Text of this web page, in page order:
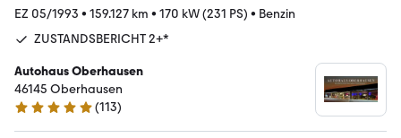
EZ 05/1993 • 159.127 km • 170 kW (231 PS) • Benzin
ZUSTANDSBERICHT 2+*
Autohaus Oberhausen
46145 Oberhausen
4.8 Sterne
(113)